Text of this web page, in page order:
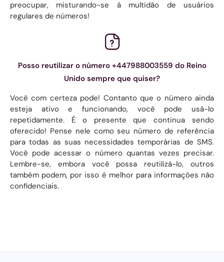
preocupar, misturando-se à multidão de usuários
regulares de números!
Posso reutilizar o número +447988003559 do Reino
Unido sempre que quiser?
Você com certeza pode! Contanto que o número ainda
esteja ativo e funcionando, você pode usá-lo
repetidamente. É o presente que continua sendo
oferecido! Pense nele como seu número de referência
para todas as suas necessidades temporárias de SMS.
Você pode acessar o número quantas vezes precisar.
Lembre-se, embora você possa reutilizá-lo, outros
também podem, por isso é melhor para informações não
confidenciais.